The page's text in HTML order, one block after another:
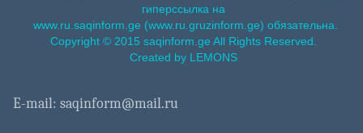
гиперссылка на
www.ru.saqinform.ge (www.ru.gruzinform.ge) обязательна.
Copyright © 2015 saqinform.ge All Rights Reserved.
Created by LEMONS
E-mail: saqinform@mail.ru